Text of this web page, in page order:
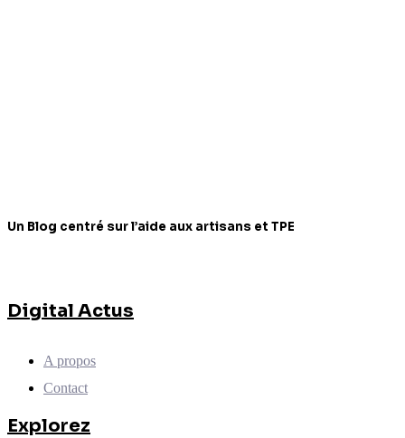
Un Blog centré sur l’aide aux artisans et TPE
Digital Actus
A propos
Contact
Explorez